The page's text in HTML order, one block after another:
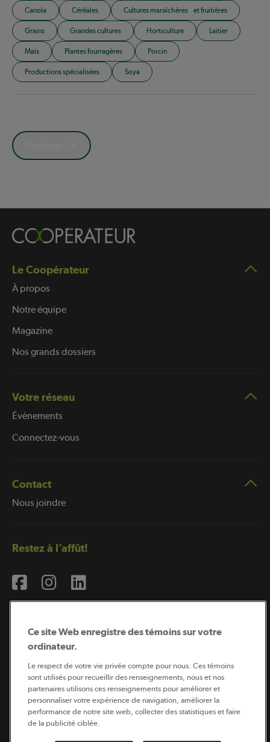
Canola Céréales Cultures maraîchères et fruitières
Grains Grandes cultures Horticulture Laitier
Maïs Plantes fourragères Porcin
Productions spécialisées Soya
Le Coopérateur
À propos
Notre équipe
Magazine
Nos grands dossiers
Votre réseau
Évènements
Connectez-vous
Contact
Nous joindre
Restez à l’affût!
Coopérateur est publié par Sollio Groupe Coopératif.
Il est l’outil d’information de la coopération agricole
québécoise.
Ce site Web enregistre des témoins sur votre
ordinateur.
Le respect de votre vie privée compte pour nous. Ces témoins
sont utilisés pour recueillir des renseignements, nous et nos
partenaires utilisons ces renseignements pour améliorer et
personnaliser votre expérience de navigation, améliorer la
performance de notre site web, collecter des statistiques et faire
de la publicité ciblée.